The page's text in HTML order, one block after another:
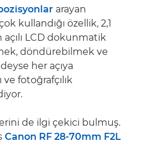
arayan
kullandığı özellik, 2,1
LCD dokunmatik
döndürebilmek ve
her açıya
fotoğrafçılık
de ilgi çekici bulmuş.
Canon RF 28-70mm F2L